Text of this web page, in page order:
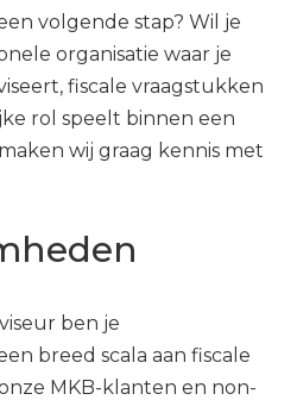
volgende stap? Wil je
organisatie waar je
fiscale vraagstukken
rol speelt binnen een
wij graag kennis met
ben je
breed scala aan fiscale
MKB-klanten en non-